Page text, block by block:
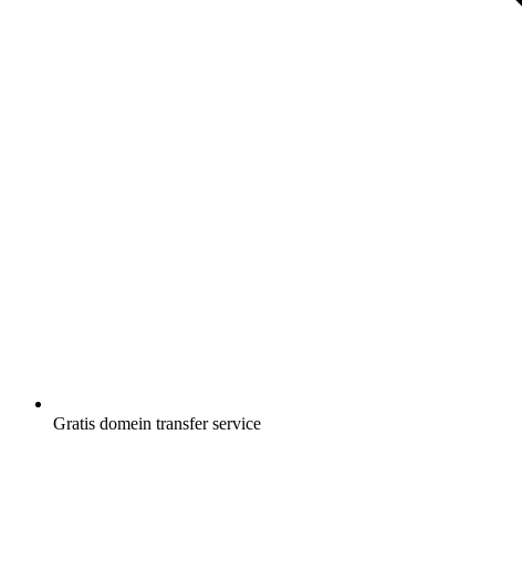
Gratis domein transfer service